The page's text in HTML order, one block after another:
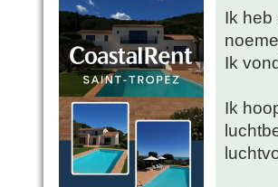
Ik heb
Ik
Ik